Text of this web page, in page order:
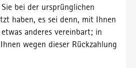
bei der ursprünglichen
haben, es sei denn, mit Ihnen
anderes vereinbart; in
wegen dieser Rückzahlung